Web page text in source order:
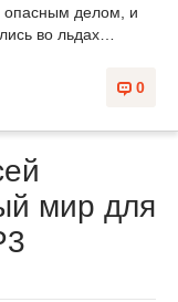
опасным делом, и
во льдах…
0
мир для